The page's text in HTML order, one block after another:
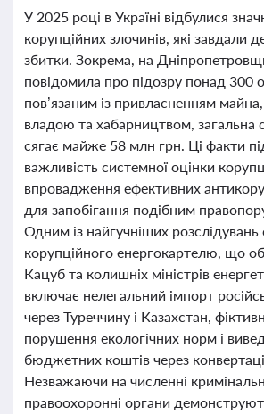
У 2025 році в Україні відбулися
корупційних злочинів, які завдали
збитки. Зокрема, на
повідомила про підозру понад 300
пов’язаним із привласненням
владою та хабарництвом, загальна
сягає майже 58 млн грн. Ці факти
важливість системної оцінки
впровадження ефективних
для запобігання подібним
Одним із найгучніших розслідувань
корупційного енергокартелю, що
Кацуб та колишніх міністрів
включає нелегальний імпорт
через Туреччину і Казахстан,
порушення екологічних норм і
бюджетних коштів через
Незважаючи на численні
правоохоронні органи